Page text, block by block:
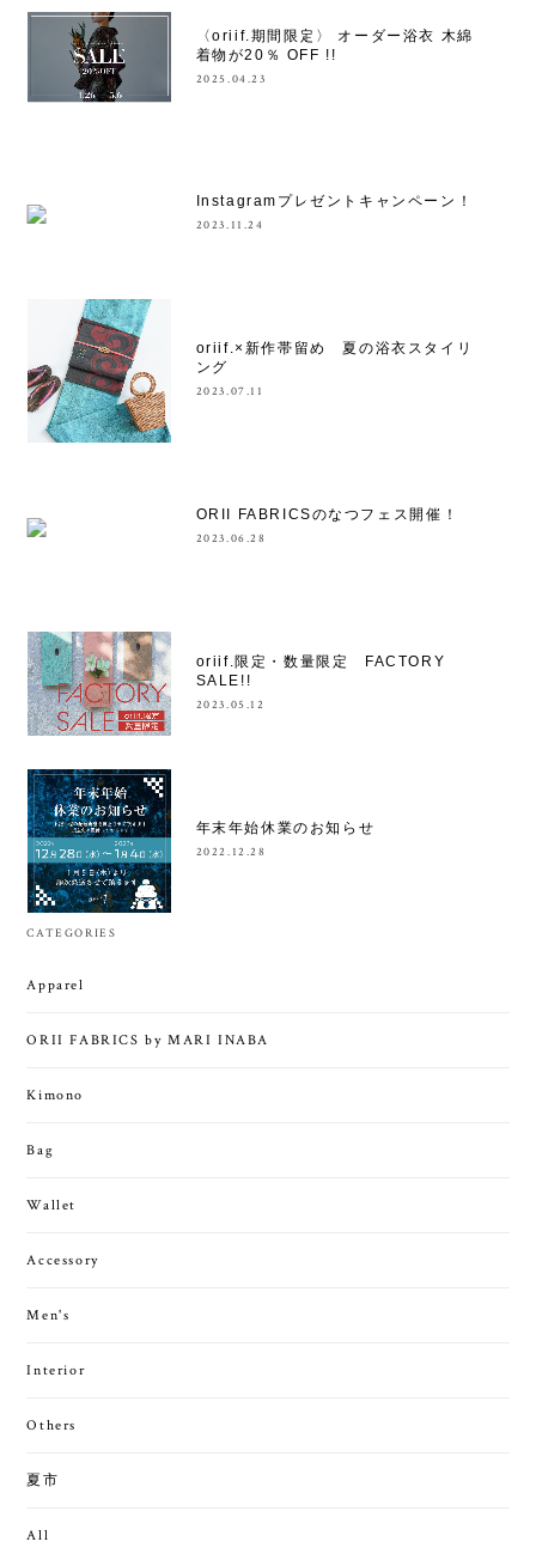
〈oriif.期間限定〉 オーダー浴衣 木綿
着物が20％ OFF !!
2025.04.23
Instagramプレゼントキャンペーン！
2023.11.24
oriif.×新作帯留め 夏の浴衣スタイリ
ング
2023.07.11
ORII FABRICSのなつフェス開催！
2023.06.28
oriif.限定・数量限定 FACTORY
SALE!!
2023.05.12
年末年始休業のお知らせ
2022.12.28
CATEGORIES
Apparel
ORII FABRICS by MARI INABA
Kimono
Bag
Wallet
Accessory
Men's
Interior
Others
夏市
All